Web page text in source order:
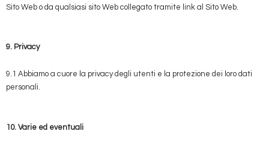
Sito Web o da qualsiasi sito Web collegato tramite link al Sito Web.
9. Privacy
9.1 Abbiamo a cuore la privacy degli utenti e la protezione dei loro dati
personali.
10. Varie ed eventuali